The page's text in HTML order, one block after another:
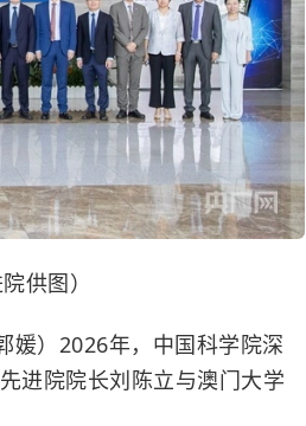
供图）
媛）2026年，中国科学院深
进院院长刘陈立与澳门大学